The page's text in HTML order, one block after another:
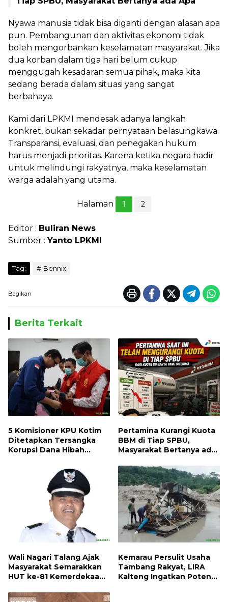
Nyawa manusia tidak bisa diganti dengan alasan apa
pun. Pembangunan dan aktivitas ekonomi tidak
boleh mengorbankan keselamatan masyarakat. Jika
dua korban dalam tiga hari belum cukup
menggugah kesadaran semua pihak, maka kita
sedang berada dalam situasi yang sangat
berbahaya.
Kami dari LPKMI mendesak adanya langkah
konkret, bukan sekadar pernyataan belasungkawa.
Transparansi, evaluasi, dan penegakan hukum
harus menjadi prioritas. Karena ketika negara hadir
untuk melindungi rakyatnya, maka keselamatan
warga adalah yang utama.
Halaman 1 2
Editor : Buliran News
Sumber :Yanto LPKMI
Tag: Bennix
Bagikan
Berita Terkait
5 Komisioner KPU Kotim
Ditetapkan Tersangka
Korupsi Dana Hibah
ditaksir 10 Milyard
Pertamina Kurangi Kuota
BBM di Tiap SPBU,
Masyarakat Bertanya ada
Wali Nagari Talang Ajak
Masyarakat Semarakkan
HUT ke-81 Kemerdekaan
Bendera Merah Putih
Kemarau Persulit Usaha
Tambang Rakyat, LIRA
Kalteng Ingatkan Potensi